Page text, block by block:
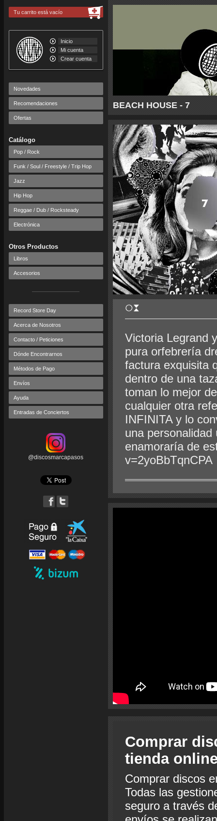
BEACH HOUSE - 7
Tu carrito está vacío
Inicio
Mi cuenta
Crear cuenta
Novedades
Recomendaciones
Ofertas
Catálogo
Pop / Rock
Funk / Soul / Freestyle / Trip Hop
Jazz
Hip Hop
Reggae / Dub / Rocksteady
Electrónica
Otros Productos
Libros
Accesorios
Record Store Day
Acerca de Nosotros
Contacto / Peticiones
Dónde Encontrarnos
Métodos de Pago
Envíos
Ayuda
Entradas de Conciertos
@discosmarcapasos
Victoria Legrand
pura orfebrería
factura exquisita
dentro de una
toman lo mejor
cualquier otra
INFINITA y lo
una
enamoraría de
v=2yoBbTqnCPA
Comprar
tienda
Comprar discos
Todas las
seguro a través